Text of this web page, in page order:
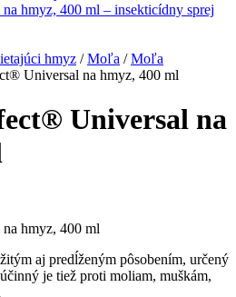
hmyz, 400 ml – insekticídny sprej
hmyz /Moľa /Moľa
Universal na hmyz, 400 ml
Universal na
hmyz, 400 ml
aj predĺženým pôsobením, určený
je tiež proti moliam, muškám,